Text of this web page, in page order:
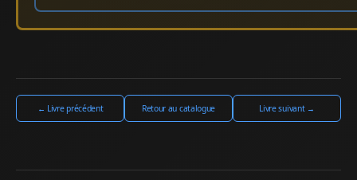
← Livre précédent Retour au catalogue Livre suivant →